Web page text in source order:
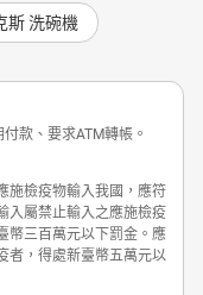
斯 洗碗機
款、要求ATM轉帳。
施檢疫物輸入我國，應符
入屬禁止輸入之應施檢疫
幣三百萬元以下罰金。應
者，得處新臺幣五萬元以